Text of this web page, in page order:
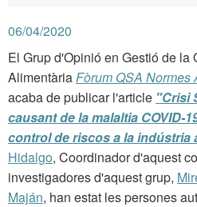
06/04/2020
El Grup d'Opinió en Gestió de la
AlimentàriaFòrum QSA Normes
acaba de publicar l'article "Crisi
causant de la malaltia COVID-
control de riscos a la indústria
Hidalgo, Coordinador d'aquest
investigadores d'aquest grup,
Maján, han estat les persones